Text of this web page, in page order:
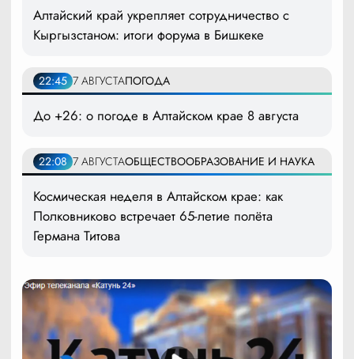
Алтайский край укрепляет сотрудничество с
Кыргызстаном: итоги форума в Бишкеке
22:45 7 АВГУСТАПОГОДА
До +26: о погоде в Алтайском крае 8 августа
22:08 7 АВГУСТАОБЩЕСТВООБРАЗОВАНИЕ И НАУКА
Космическая неделя в Алтайском крае: как
Полковниково встречает 65-летие полёта
Германа Титова